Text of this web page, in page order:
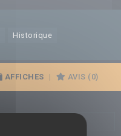
Historique
AFFICHES | AVIS (0)